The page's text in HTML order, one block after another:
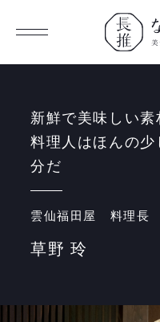
な
し
街、
新鮮で美味しい
料理人はほんの
分だ
雲仙福田屋 料理長
草野 玲